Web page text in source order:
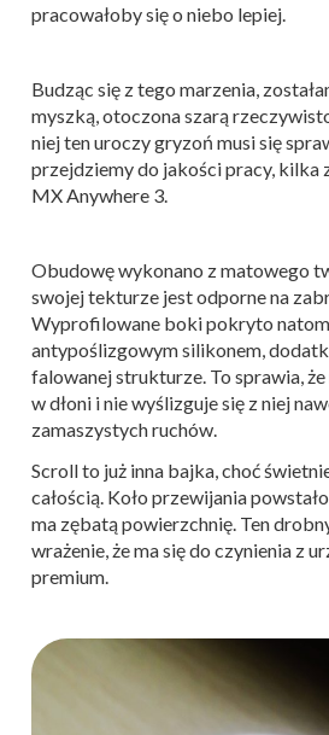
pracowałoby się o niebo lepiej.
Budząc się z tego marzenia,
myszką, otoczona szarą
niej ten uroczy gryzoń musi się
przejdziemy do jakości pracy, kilka
MX Anywhere 3.
Obudowę wykonano z matowego
swojej tekturze jest odporne na
Wyprofilowane boki pokryto
antypoślizgowym silikonem,
falowanej strukturze. To sprawia,
w dłoni i nie wyślizguje się z niej
zamaszystych ruchów.
Scroll to już inna bajka, choć
całością. Koło przewijania
ma zębatą powierzchnię. Ten
wrażenie, że ma się do czynienia z
premium.